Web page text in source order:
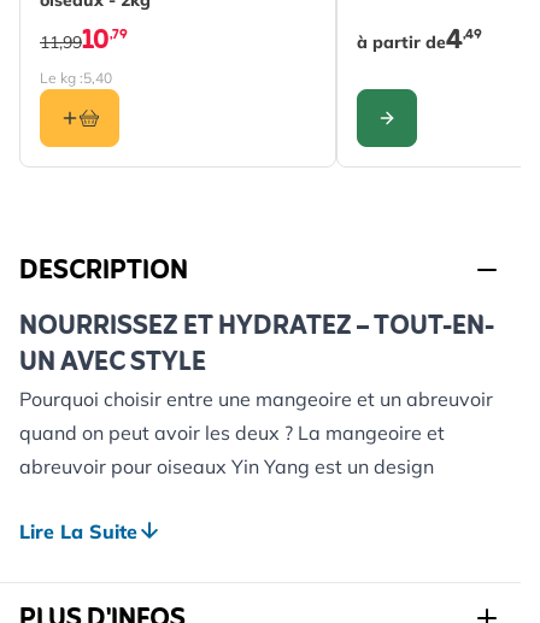
10,79
11,99
Le kg :5,40
à partir de4,49
CONFIGURER
DESCRIPTION
NOURRISSEZ ET HYDRATEZ – TOUT-EN-
UN AVEC STYLE
Pourquoi choisir entre une mangeoire et un abreuvoir
quand on peut avoir les deux ? La mangeoire et
abreuvoir pour oiseaux Yin Yang est un design
Vierno. Elle offre aux oiseaux un accès facile à la
particulièrement lorsqu’ils picorent des graines
Lire La Suite